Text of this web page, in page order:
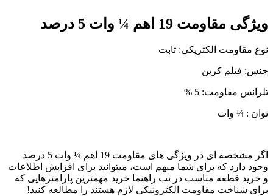
ویژگی مقاومت 19 اهم ¼ وات 5 درصد
نوع مقاومت الکتریکی: ثابت
جنس: فیلم کربن
تلرانس مقاومت: 5 %
توان : ¼ وات
اگر مشخصه ای در ویژگی های مقاومت 19 اهم ¼ وات 5 درصد
وجود دارد که برای شما مبهم است، میتوانید برای افزایش اطلاعات
و خرید قطعه مناسب در تب راهنما خرید مهمترین پارامترهایی که
برای شناخت مقاومت الکترونیکی لازم هستند را مطالعه کنید!